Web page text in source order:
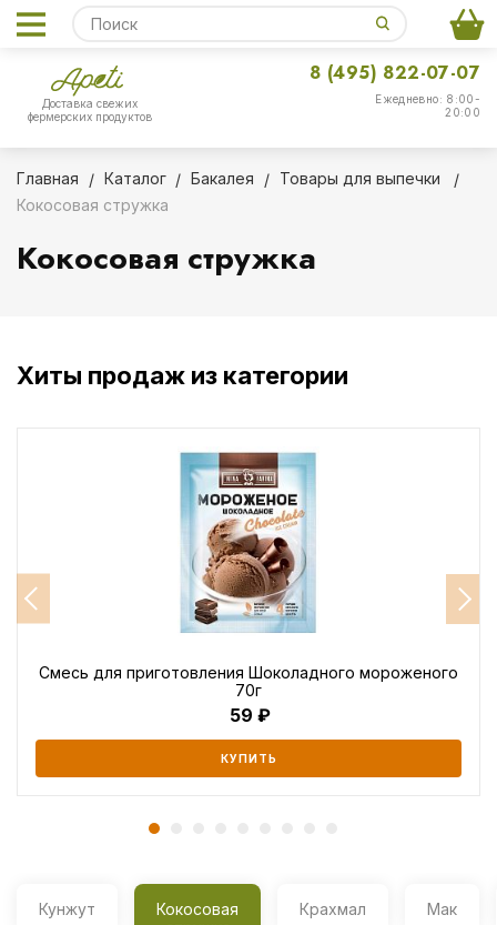
Доставка свежих
фермерских продуктов
Ежедневно: 8:00-
20:00
8 (495) 822-07-07
Главная Каталог Бакалея
Товары для выпечки
Кокосовая стружка
Кокосовая стружка
Хиты продаж из категории
Смесь для приготовления Шоколадного мороженого
70г
59
КУПИТЬ
Кунжут
Кокосовая
Крахмал Мак